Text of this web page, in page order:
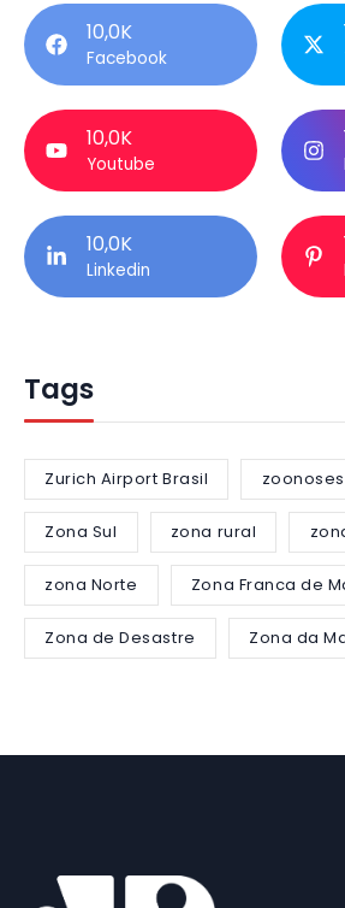
10,0K
Facebook
10,0K
Youtube
10,0K
Linkedin
Tags
Zurich Airport Brasil zoonoses
Zona Sul zona rural
zona Norte Zona Franca de
Zona de Desastre Zona da